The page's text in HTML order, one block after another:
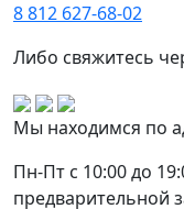
8 812 627-68-02
Либо свяжитесь
Мы находимся по
Пн-Пт с 10:00 до
предварительной